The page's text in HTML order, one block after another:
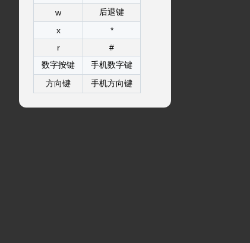
w
后退键
x
*
r
#
数字按键
手机数字键
方向键
手机方向键